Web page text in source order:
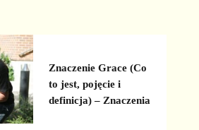
Znaczenie Grace (Co
to jest, pojęcie i
definicja) – Znaczenia